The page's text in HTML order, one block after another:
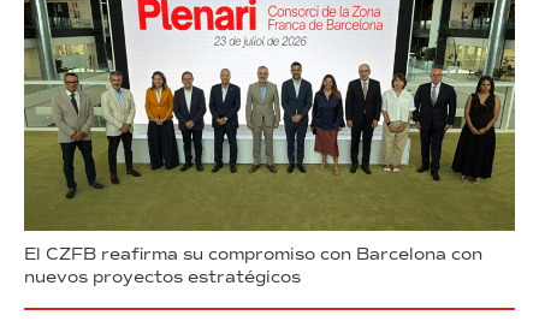
El CZFB reafirma su compromiso con Barcelona con
nuevos proyectos estratégicos